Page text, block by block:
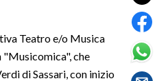
Teatro e/o Musica
che
di Sassari, con inizio